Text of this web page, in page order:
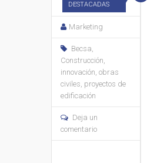
DESTACADAS
Marketing
Becsa,
Construcción,
innovación, obras
civiles, proyectos de
edificación
Deja un
comentario